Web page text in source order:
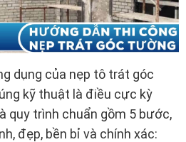
dụng của nẹp tô trát góc
kỹ thuật là điều cực kỳ
quy trình chuẩn gồm 5 bước,
đẹp, bền bỉ và chính xác: